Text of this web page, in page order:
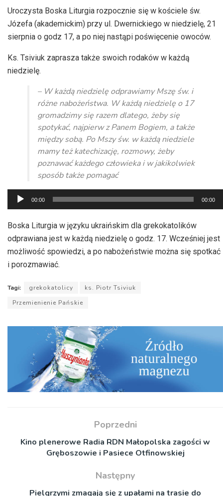
dźwiękowych
Uroczysta Boska Liturgia rozpocznie się w kościele św.
Józefa (akademickim) przy ul. Dwernickiego w niedzielę, 21
sierpnia o godz 17, a po niej nastąpi poświęcenie owoców.
Ks. Tsiviuk zaprasza także swoich rodaków w każdą
niedzielę.
– W każdą niedzielę odprawiamy Mszę św. i
różne nabożeństwa. W każdą niedzielę o 17
gromadzimy się razem dlatego, żeby się
spotykać, najpierw z Panem Bogiem, a także
między sobą. Po Mszy św. w każdą niedziele
mamy też katechizację, rozmowy, żeby
poznawać każdego człowieka i w jakikolwiek
sposób także pomagać
Odtwarzacz
plików
dźwiękowych
00:00 00:00
Boska Liturgia w języku ukraińskim dla grekokatolików
odprawiana jest w każdą niedzielę o godz. 17. Wcześniej jest
możliwość spowiedzi, a po nabożeństwie można się spotkać
i porozmawiać.
Tagi: grekokatolicy
ks. Piotr Tsiviuk
Przemienienie Pańskie
Poprzedni
Kino plenerowe Radia RDN Małopolska zagości w
Gręboszowie i Pasiece Otfinowskiej
Następny
Pielgrzymi zmagają się z upałami na trasie do